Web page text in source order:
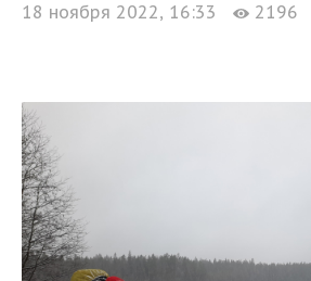
18 ноября 2022, 16:33 2196